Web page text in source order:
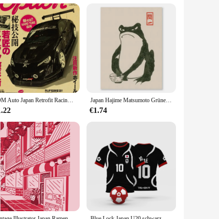
use in a wide range of industrial applications, where
and equipment, ensuring smooth operation and
Their versatile design makes them suitable for a
systems make them a valuable addition to any
getting the best. Our wholesale options and
to stock up for your business or need a single set for a
JDM Auto Japan Retrofit Racing Retro 90s Poster Wand Diagramm Drucke Poster Home Living Bed Room Decor Rahmenlose Wand malerei Japan Hajime Matsumoto Grüner Frosch Wandkunst Retro Trendy Ukiyo-e Frosch Holzschnitt Druck Poster Galerie Wohnzimmer Leinwand Gemälde
€1.74